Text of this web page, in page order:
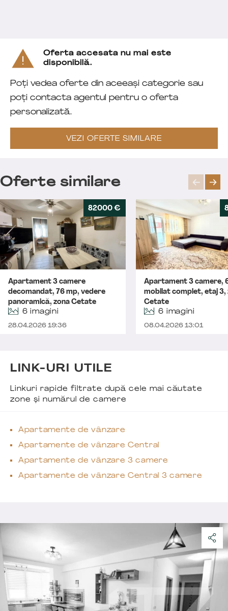
Oferta accesata nu mai este
disponibilă.
Poți vedea oferte din aceeași categorie sau
poți contacta agentul pentru o oferta
personalizată.
VEZI OFERTE SIMILARE
Oferte similare
82000 €
Apartament 3 camere
decomandat, 76 mp, vedere
panoramică, zona Cetate
6 imagini
28.04.2026 19:36
Apartament 3 camere,
mobilat complet, etaj 3,
Cetate
6 imagini
08.04.2026 13:01
LINK-URI UTILE
Linkuri rapide filtrate după cele mai căutate
zone și numărul de camere
Apartamente de vânzare
Apartamente de vânzare Central
Apartamente de vânzare 3 camere
Apartamente de vânzare Central 3 camere